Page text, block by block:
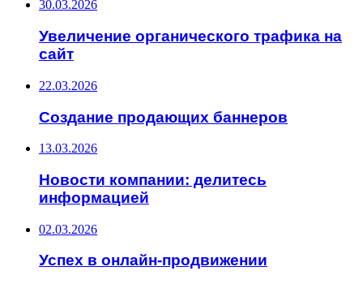
30.03.2026
Увеличение органического трафика на
сайт
22.03.2026
Создание продающих баннеров
13.03.2026
Новости компании: делитесь
информацией
02.03.2026
Успех в онлайн-продвижении